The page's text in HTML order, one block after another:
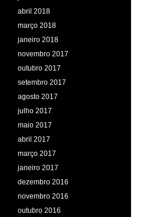
abril 2018
março 2018
janeiro 2018
novembro 2017
outubro 2017
setembro 2017
agosto 2017
julho 2017
maio 2017
abril 2017
março 2017
janeiro 2017
dezembro 2016
novembro 2016
outubro 2016